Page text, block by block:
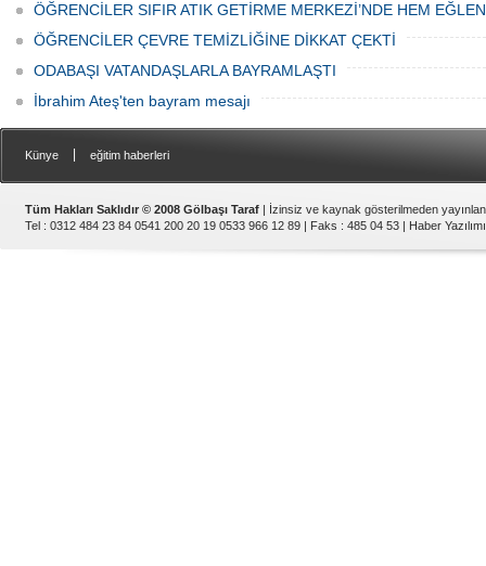
ÖĞRENCİLER SIFIR ATIK GETİRME MERKEZİ’NDE HEM
ÖĞRENCİLER ÇEVRE TEMİZLİĞİNE DİKKAT ÇEKTİ
ODABAŞI VATANDAŞLARLA BAYRAMLAŞTI
İbrahim Ateş'ten bayram mesajı
Künye eğitim haberleri
Tüm Hakları Saklıdır © 2008 Gölbaşı Taraf | İzinsiz ve kaynak gösterilmeden
Tel : 0312 484 23 84 0541 200 20 19 0533 966 12 89 | Faks : 485 04 53 | Haber Yazılımı